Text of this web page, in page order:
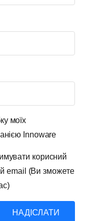
моїх
Innoware
корисний
email (Ви зможете
НАДІСЛАТИ